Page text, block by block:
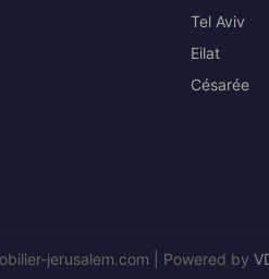
Tel Aviv
Eilat
Césarée
jerusalem.com | Powered by